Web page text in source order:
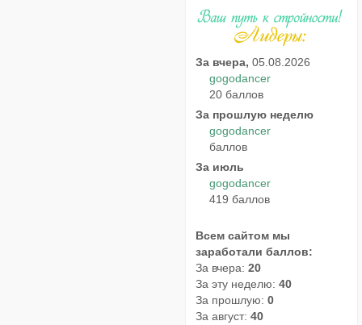
За вчера, 05.08.2026
gogodancer
20 баллов
За прошлую неделю
gogodancer
баллов
За июль
gogodancer
419 баллов
Всем сайтом мы
заработали баллов:
За вчера: 20
За эту неделю: 40
За прошлую: 0
За август: 40